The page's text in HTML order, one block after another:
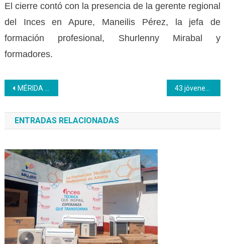
El cierre contó con la presencia de la gerente regional
del Inces en Apure, Maneilis Pérez, la jefa de
formación profesional, Shurlenny Mirabal y
formadores.
Navegación
de
entradas
MÉRIDA | Participantes del Taller de Fotografía dominan la técnica de la composición
ENTRADAS RELACIONADAS